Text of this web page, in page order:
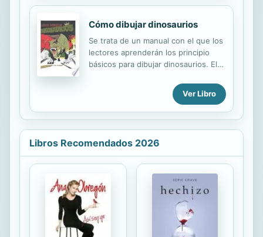
Cómo dibujar dinosaurios
Se trata de un manual con el que los
lectores aprenderán los principio
básicos para dibujar dinosaurios. El
dibujar la cabeza, los ojos, los
dientes, las garras, las zarpas y el
cuerpo de estas criaturas. Asimismo,
el lector encontrará ejemplos de
marinos, y dinosaurios carnívoros,
herbívoros, gigantes y acorazados. El
manual también incluye información
curiosa sobre los paisajes y los
escenarios más típicos de las
distintas especies de estos seres del
pasado.
Ver Libro
Libros Recomendados 2026